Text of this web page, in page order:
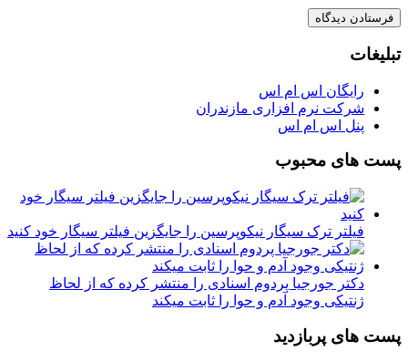
تبلیغات
رایگان اس ام اس
شرکت نرم افزاری مازندران
پنل اس ام اس
پست های محبوب
فیلتر ترک سیگار نیکوپرسین را جایگزین فیلتر سیگار خود کنید
دکتر جورجیا پردوم اسنادی را منتشر کرده که از لحاظ
ژنتیکی وجود آدم و حوا را ثابت میکند
پست های پربازدید